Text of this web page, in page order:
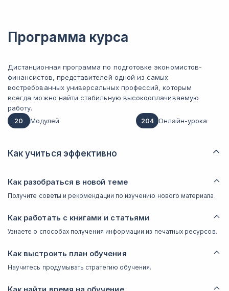
Программа курса
Дистанционная программа по подготовке экономистов-
финансистов, представителей одной из самых
востребованных универсальных профессий, которым
всегда можно найти стабильную высокооплачиваемую
работу.
20
Модулей 204 Онлайн-урока
Как учиться эффективно
Как разобраться в новой теме
Получите советы и рекомендации по изучению нового материала.
Как работать с книгами и статьями
Узнаете о способах получения информации из печатных ресурсов.
Как выстроить план обучения
Научитесь продумывать стратегию обучения.